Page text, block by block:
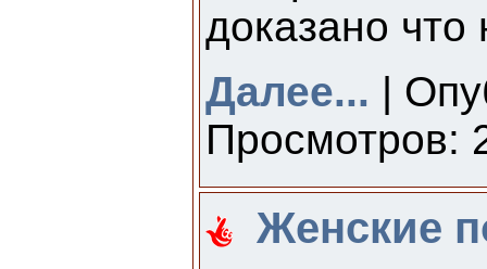
доказано что
Далее... |
Просмотров:
Женские